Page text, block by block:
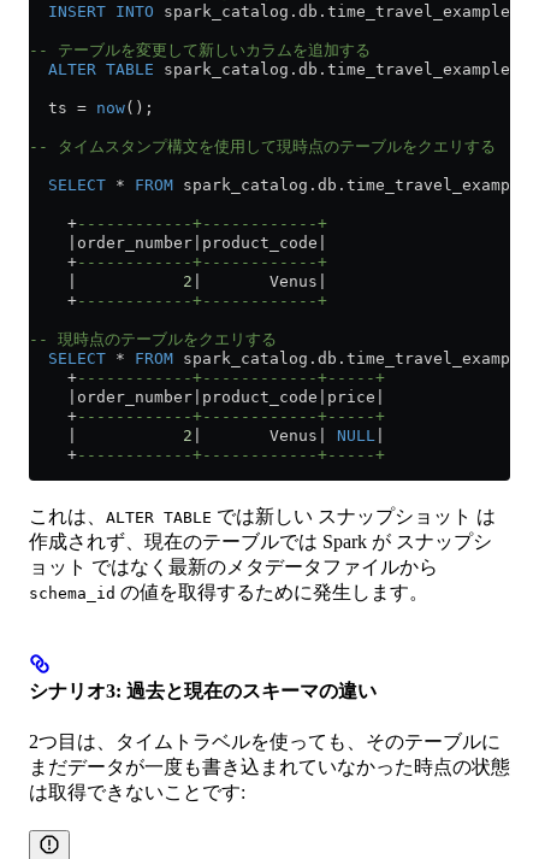
  INSERT INTO
spark_catalog . db .time_travel_example_2
-- テーブルを変更して新しいカラムを追加する
  ALTER
TABLE spark_catalog . db .time_travel_example_2
  ts
= now();
-- タイムスタンプ構文を使用して現時点のテーブルをクエリする
  SELECT
* FROM spark_catalog . db
    +
------------+------------+
    |order_number|product_code|
    +
------------+------------+
2 |       Venus|
    +
------------+------------+
-- 現時点のテーブルをクエリする
  SELECT
* FROM spark_catalog . db
    +
------------+------------+-----+
    |order_number|product_code|price|
    +
------------+------------+-----+
2 |       Venus| NULL
    +
------------+------------+-----+
これは、 ALTER TABLE では新しい スナップショット は
作成されず、現在のテーブルでは Spark が スナップシ
ョット ではなく最新のメタデータファイルから
schema_id の値を取得するために発生します。
シナリオ3: 過去と現在のスキーマの違い
2つ目は、タイムトラベルを使っても、そのテーブルに
まだデータが一度も書き込まれていなかった時点の状態
は取得できないことです: